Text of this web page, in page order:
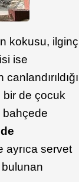
kokusu, ilginç
ise
bir de çocuk
bahçede
ayrıca servet